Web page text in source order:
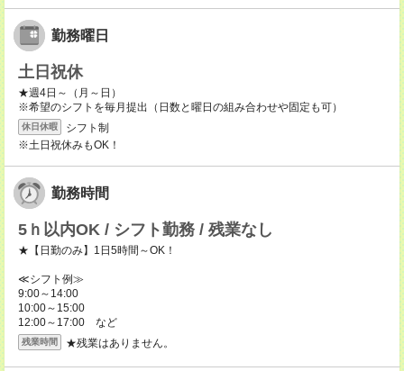
勤務曜日
土日祝休
★週4日～（月～日）
※希望のシフトを毎月提出（日数と曜日の組み合わせや固定も可）
休日休暇
シフト制
※土日祝休みもOK！
勤務時間
5ｈ以内OK / シフト勤務 / 残業なし
★【日勤のみ】1日5時間～OK！
≪シフト例≫
9:00～14:00
10:00～15:00
12:00～17:00 など
残業時間 ★残業はありません。